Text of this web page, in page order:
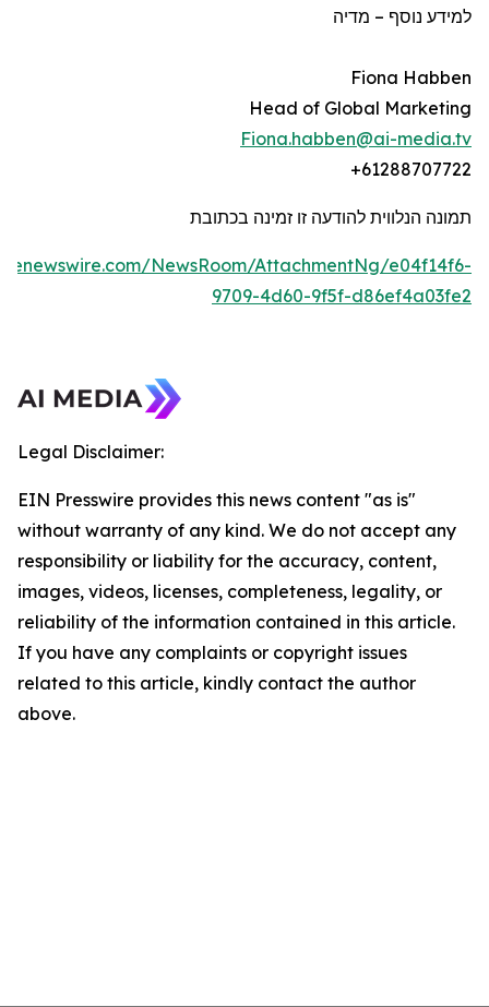
למידע נוסף – מדיה
Fiona Habben
Head of Global Marketing
Fiona.habben@ai-media.tv
+61288707722
תמונה הנלווית להודעה זו זמינה בכתובת
NewsRoom/AttachmentNg/e04f14f6-
9709-4d60-9f5f-d86ef4a03fe2
Legal Disclaimer:
EIN Presswire provides this news content "as is"
without warranty of any kind. We do not accept any
responsibility or liability for the accuracy, content,
images, videos, licenses, completeness, legality, or
reliability of the information contained in this article.
If you have any complaints or copyright issues
related to this article, kindly contact the author
above.